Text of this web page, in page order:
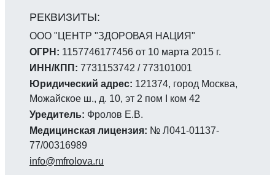
ООО "ЦЕНТР "ЗДОРОВАЯ НАЦИЯ"
ОГРН: 1157746177456 от 10 марта 2015 г.
ИНН/КПП: 7731153742 / 773101001
Юридический адрес: 121374, город Москва,
Можайское ш., д. 10, эт 2 пом I ком 42
Уредитель: Фролов Е.В.
Медицинская лицензия: № Л041-01137-
77/00316989
info@mfrolova.ru